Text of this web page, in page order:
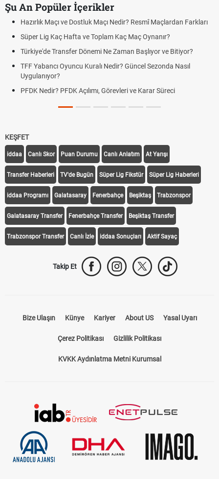
Şu An Popüler İçerikler
Maçı ve Dostluk Maçı Nedir? Resmî Maçlardan Farkları
Lig Kaç Hafta ve Toplam Kaç Maç Oynanır?
Transfer Dönemi Ne Zaman Başlıyor ve Bitiyor?
Yabancı Oyuncu Kuralı Nedir? Güncel Sezonda Nasıl
Nedir? PFDK Açılımı, Görevleri ve Karar Süreci
KEŞFET
iddaa Canlı Skor Puan Durumu Canlı Anlatım At Yarışı
Transfer Haberleri TV'de Bugün Süper Lig Fikstür Süper Lig Haberleri
iddaa Programı Galatasaray Fenerbahçe Beşiktaş Trabzonspor
Galatasaray Transfer Fenerbahçe Transfer Beşiktaş Transfer
Trabzonspor Transfer Canlı İzle iddaa Sonuçları Aktif Sayaç